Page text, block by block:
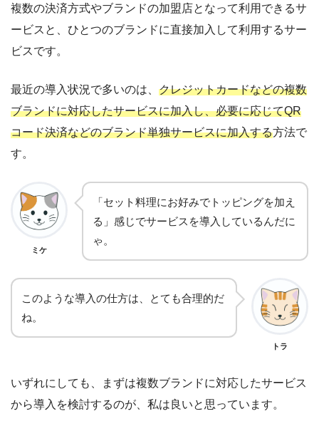
『年に数回だけのイベント出店』でもカード決済を導
入した方が良い３つの理由とは？
モバイル決済にかかる費用はどれくらい？ 導入・利
モバイル決済の加盟店審査って何？導入前に知ってお
きたい審査のこと
急速に普及が進んでいるQRコード決済とは？店舗が
複数の決済方式やブランドの加盟店となって利用できるサ
ービスと、ひとつのブランドに直接加入して利用するサー
ビスです。
最近の導入状況で多いのは、 クレジットカードなどの複数
ブランドに対応したサービスに加入し、必要に応じてQR
コード決済などのブランド単独サービスに加入する方法で
す。
ミケ
「セット料理にお好みでトッピングを加え
る」感じでサービスを導入しているんだに
ゃ。
このような導入の仕方は、とても合理的だ
ね。
トラ
いずれにしても、まずは複数ブランドに対応したサービス
から導入を検討するのが、私は良いと思っています。